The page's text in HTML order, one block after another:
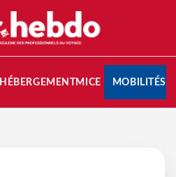
HÉBERGEMENTMICE MOBILITÉS